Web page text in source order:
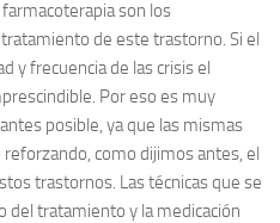
son los
de este trastorno. Si el
y frecuencia de las crisis el
Por eso es muy
posible, ya que las mismas
como dijimos antes, el
trastornos. Las técnicas que se
tratamiento y la medicación